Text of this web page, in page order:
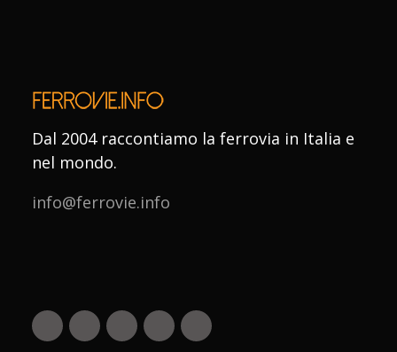
Dal 2004 raccontiamo la ferrovia in Italia e
nel mondo.
info@ferrovie.info